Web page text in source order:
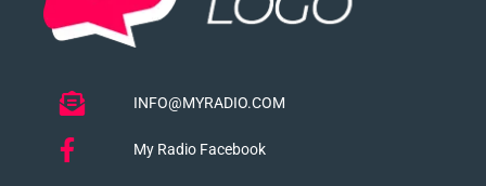
INFO@MYRADIO.COM
My Radio Facebook